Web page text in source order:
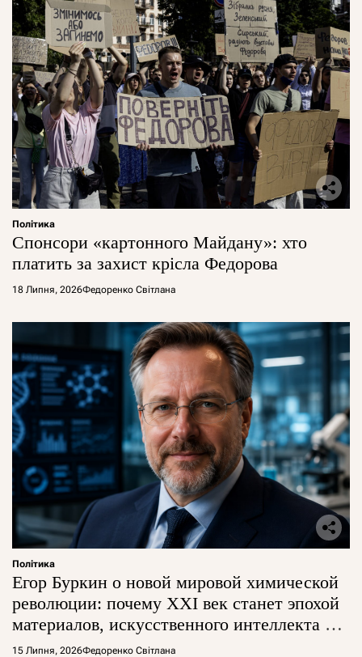
Політика
Спонсори «картонного Майдану»: хто
платить за захист крісла Федорова
18 Липня, 2026Федоренко Світлана
Політика
Егор Буркин о новой мировой химической
революции: почему XXI век станет эпохой
материалов, искусственного интеллекта и
глобальной борьбы за технологии
15 Липня, 2026Федоренко Світлана